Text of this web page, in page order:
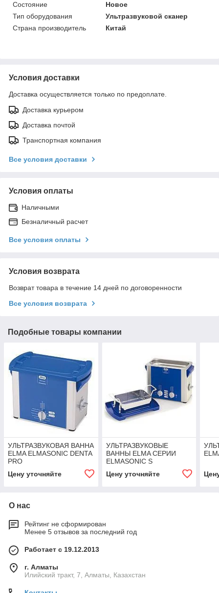
Состояние
Новое
Тип оборудования
Ультразвуковой сканер
Страна производитель
Китай
Условия доставки
Доставка осуществляется только по предоплате.
Доставка курьером
Доставка почтой
Транспортная компания
Все условия доставки
Условия оплаты
Наличными
Безналичный расчет
Все условия оплаты
Условия возврата
Возврат товара в течение 14 дней по договоренности
Все условия возврата
Подобные товары компании
УЛЬТРАЗВУКОВАЯ ВАННА
ELMA ELMASONIC DENTA
PRO
Цену уточняйте
УЛЬТРАЗВУКОВЫЕ
ВАННЫ ELMA СЕРИИ
ELMASONIC S
Цену уточняйте
О нас
Рейтинг не сформирован
Менее 5 отзывов за последний год
Работает с 19.12.2013
г. Алматы
Илийский тракт, 7, Алматы, Казахстан